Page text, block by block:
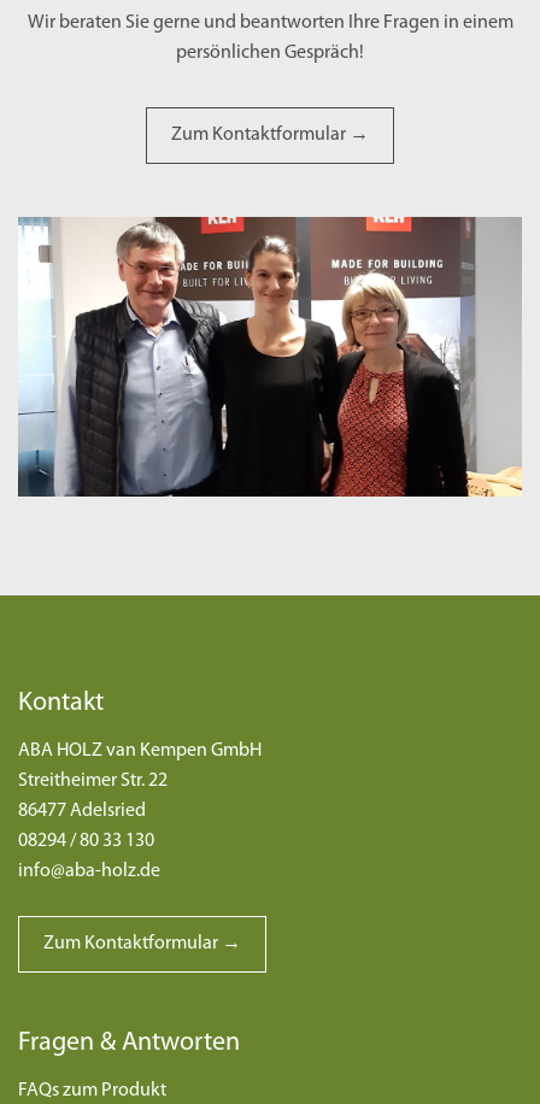
Wir beraten Sie gerne und beantworten Ihre Fragen in einem
persönlichen Gespräch!
Zum Kontaktformular →
Kontakt
ABA HOLZ van Kempen GmbH
Streitheimer Str. 22
86477 Adelsried
08294 / 80 33 130
info@aba-holz.de
Zum Kontaktformular →
Fragen & Antworten
FAQs zum Produkt